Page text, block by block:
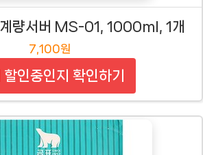
량서버 MS-01, 1000ml, 1개
7,100원
할인중인지 확인하기